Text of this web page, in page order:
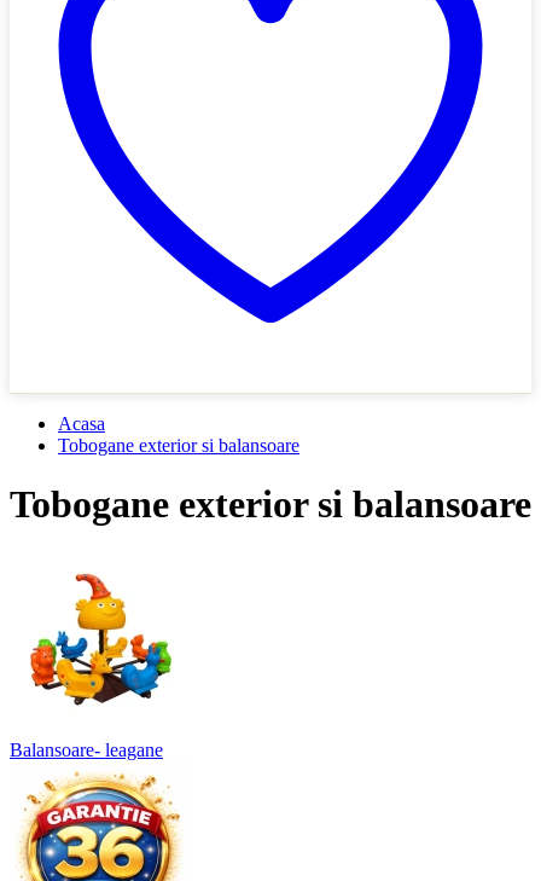
Acasa
Tobogane exterior si balansoare
Tobogane exterior si balansoare
Balansoare- leagane